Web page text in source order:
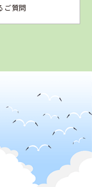
約
かんおんじ
6位
徳島県
阿波自動車学校
ご質問